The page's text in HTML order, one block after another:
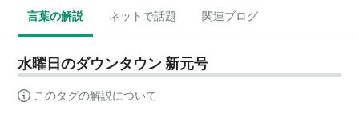
言葉の解説 ネットで話題 関連ブログ
水曜日のダウンタウン 新元号
このタグの解説について